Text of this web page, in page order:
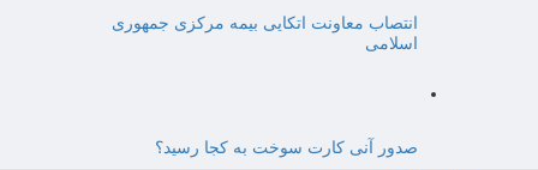
انتصاب معاونت اتکایی بیمه مرکزی جمهوری
اسلامی
صدور آنی کارت سوخت به کجا رسید؟